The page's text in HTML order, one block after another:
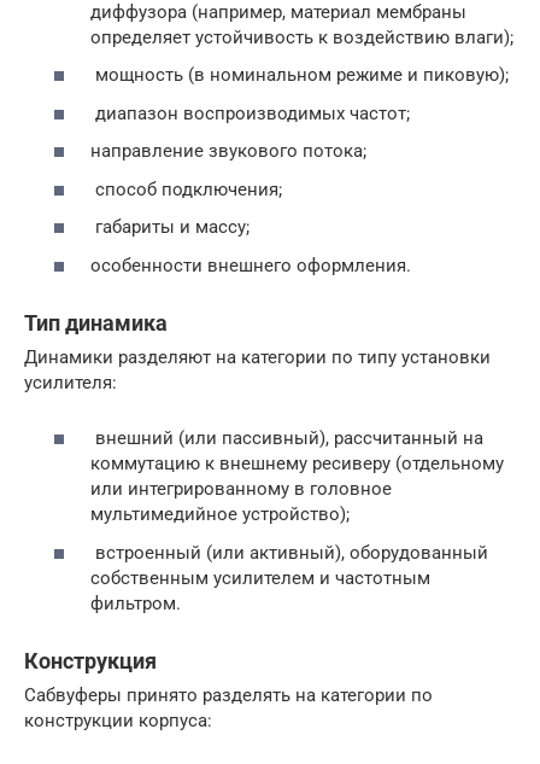
диффузора (например, материал мембраны
определяет устойчивость к воздействию влаги);
мощность (в номинальном режиме и пиковую);
диапазон воспроизводимых частот;
направление звукового потока;
способ подключения;
габариты и массу;
особенности внешнего оформления.
Тип динамика
Динамики разделяют на категории по типу установки
усилителя:
внешний (или пассивный), рассчитанный на
коммутацию к внешнему ресиверу (отдельному
или интегрированному в головное
мультимедийное устройство);
встроенный (или активный), оборудованный
собственным усилителем и частотным
фильтром.
Конструкция
Сабвуферы принято разделять на категории по
конструкции корпуса: